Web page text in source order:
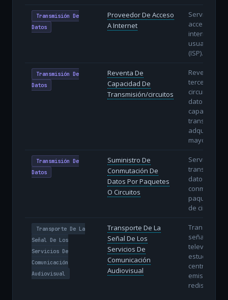
Transmisión De
Datos
Proveedor De Acceso
A Internet
Servicio de
acceso a
internet a
usuarios
(ISP).
Transmisión De
Datos
Reventa De
Capacidad De
Transmisión/circuitos
Reventa a
terceros de
circuitos de
datos o
capacidad
transmisión
adquiridos
mayorista.
Transmisión De
Datos
Suministro De
Conmutación De
Datos Por Paquetes
O Circuitos
Servicios de
transporte
datos
paquetes
de circuitos.
Transporte De La
Señal De Los
Servicios De
Comunicación
Audiovisual
Transporte De La
Señal De Los
Servicios De
Comunicación
Audiovisual
Transporte
señal de
televisión
estudios
centros
emisores o